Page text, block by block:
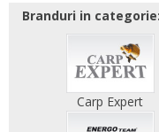
Branduri in categorie:
Carp Expert